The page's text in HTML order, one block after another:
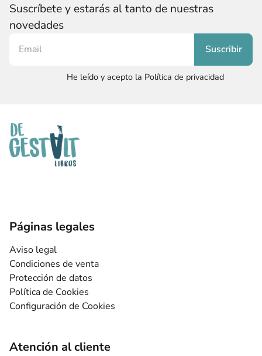
Suscríbete y estarás al tanto de nuestras
novedades
He leído y acepto la Política de privacidad
Páginas legales
Aviso legal
Condiciones de venta
Protección de datos
Política de Cookies
Configuración de Cookies
Atención al cliente